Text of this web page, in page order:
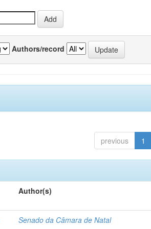
Authors/record
previous 1
Author(s)
Senado da Câmara de Natal